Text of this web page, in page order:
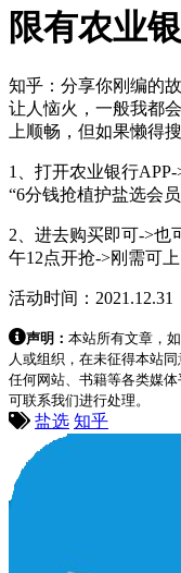
限有农业
知乎：分享你刚编的
让人恼火，一般我都
上顺畅，但如果懒得
1、打开农业银行
“6分钱抢植护盐选会
2、进去购买即可->也
午12点开抢->刚需可上
活动时间：2021.12.31
声明： 本站所有文章，
人或组织，在未征得本站
任何网站、书籍等各类媒
可联系我们进行处理。
盐选 知乎